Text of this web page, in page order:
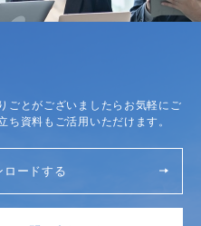
ごとがございましたらお気軽にご
資料もご活用いただけます。
ロードする